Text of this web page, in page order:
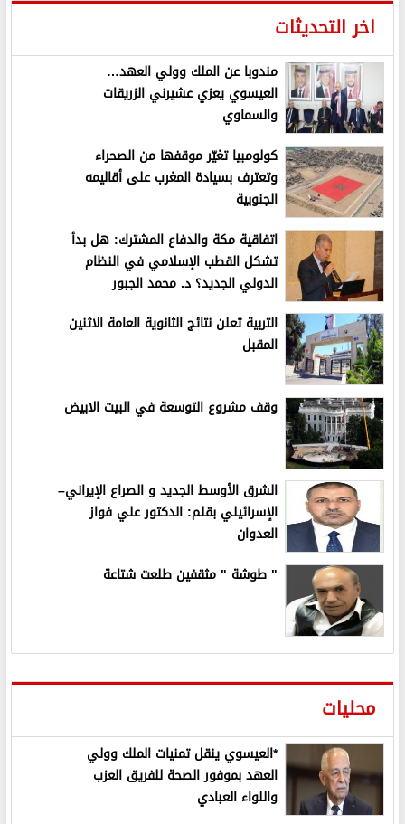
اخر التحديثات
مندوبا عن الملك وولي العهد…
العيسوي يعزي عشيرني الزريقات
والسماوي
كولومبيا تغيّر موقفها من الصحراء
وتعترف بسيادة المغرب على أقاليمه
الجنوبية
اتفاقية مكة والدفاع المشترك: هل بدأ
تشكل القطب الإسلامي في النظام
الدولي الجديد؟ د. محمد الجبور
التربية تعلن نتائج الثانوية العامة الاثنين
المقبل
وقف مشروع التوسعة في البيت الابيض
الشرق الأوسط الجديد و الصراع الإيراني–
الإسرائيلي بقلم: الدكتور علي فواز
العدوان
" طوشة " مثقفين طلعت شتاعة
محليات
*العيسوي ينقل تمنيات الملك وولي
العهد بموفور الصحة للفريق العزب
واللواء العبادي